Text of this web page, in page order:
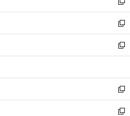
開
く
ウ
で
開
く
ィ
ン
ド
ウ
で
開
い
ウ
ィ
ン
ド
ウ
開
く
新
し
い
ウ
ィ
ン
ウ
で
開
く
新
し
い
ウ
ン
ド
ウ
で
新
し
ウ
ィ
ン
ド
新
し
い
新